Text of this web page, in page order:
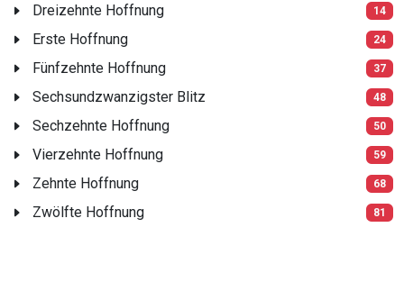
Dreizehnte Hoffnung 14
Erste Hoffnung 24
Fünfzehnte Hoffnung 37
Sechsundzwanzigster Blitz 48
Sechzehnte Hoffnung 50
Vierzehnte Hoffnung 59
Zehnte Hoffnung 68
Zwölfte Hoffnung 81